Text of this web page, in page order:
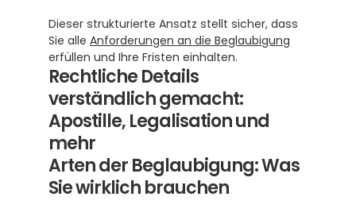
Dieser strukturierte Ansatz stellt sicher, dass
Sie alle Anforderungen an die Beglaubigung
erfüllen und Ihre Fristen einhalten.
Rechtliche Details
verständlich gemacht:
Apostille, Legalisation und
mehr
Arten der Beglaubigung: Was
Sie wirklich brauchen